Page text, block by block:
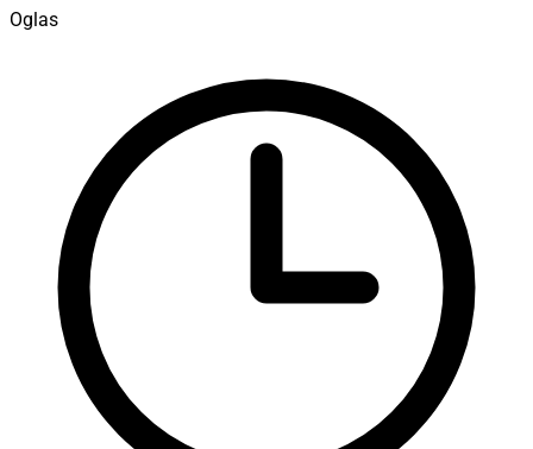
Oglas